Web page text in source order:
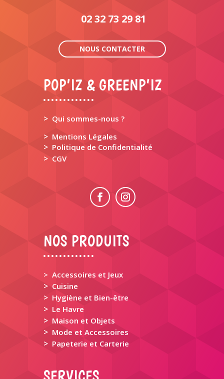
02 32 73 29 81
NOUS CONTACTER
POP’IZ & GREENP’IZ
> Qui sommes-nous ?
> Mentions Légales
> Politique de Confidentialité
> CGV
NOS PRODUITS
> Accessoires et Jeux
> Cuisine
> Hygiène et Bien-être
> Le Havre
> Maison et Objets
> Mode et Accessoires
> Papeterie et Carterie